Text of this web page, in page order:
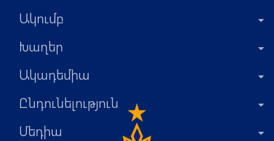
Ակումբ
Խաղեր
Ակադեմիա
Ընդունելություն
Մեդիա